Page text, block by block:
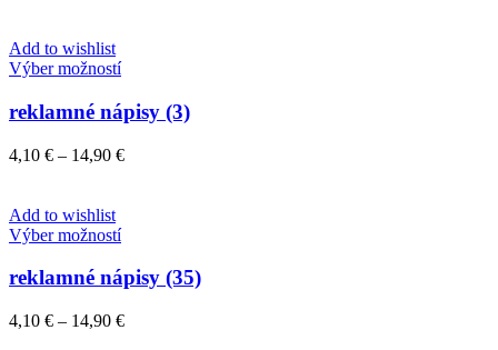
vybrať
na
stránke
produktu.
Add to wishlist
Výber možnostíTento
má
viacero
variantov.
Možnosti
vybrať
na
stránke
produktu.
reklamné nápisy (3)
4,10 € – 14,90 €Price
Add to wishlist
Výber možnostíTento
má
viacero
variantov.
reklamné nápisy (35)
4,10 € – 14,90 €Price